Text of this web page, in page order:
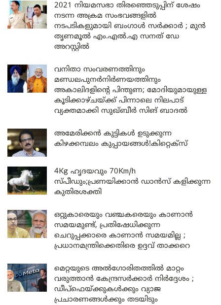
2021 നിയമസഭാ തിരഞ്ഞെടുപ്പിന് ശേഷം
നടന്ന അക്രമ സംഭവങ്ങളിൽ
നടപടികളുമായി ബംഗാൾ സർക്കാർ ; മുൻ
തൃണമൂൽ എം.എൽ.എ സനത് ഡേ
അറസ്റ്റിൽ
വനിതാ സംവരണത്തിനും
മണ്ഡലപുനർനിർണയത്തിനും
അകാലിദളിന്റെ പിന്തുണ; മോദിയുമായുള്ള
കൂടിക്കാഴ്ചയ്ക്ക് പിന്നാലെ നിലപാട്
വ്യക്തമാക്കി സുഖ്ബീർ സിങ് ബാദൽ
അമേരിക്കൻ കുട്ടികൾ ഉടുക്കുന്ന
കിഴക്കമ്പലം കുപ്പായങ്ങൾ!കിറ്റെക്സ്
4Kg ഹൃദയവും 70Km/h
സ്പീഡും;പ്രണയിക്കാൻ ഡാൻസ് കളിക്കുന്ന
കുതിരശക്തി
ഒറ്റുകാരെയും വഞ്ചകരെയും കാണാൻ
സമയമുണ്ട്, പ്രതിഷേധിക്കുന്ന
ചെറുപ്പക്കാരെ കാണാൻ സമയമില്ല ;
പ്രധാനമന്ത്രിക്കെതിരെ ഉദ്ദവ് താക്കറെ
മെറ്റയുടെ അൽഗോരിതത്തിൽ മാറ്റം
വരുത്താൻ കേന്ദ്രസർക്കാർ നിർദ്ദേശം ;
ഡീപ്‌ഫെയ്ക്കുകൾക്കും വ്യാജ
പ്രചാരണങ്ങൾക്കും തടയിടും